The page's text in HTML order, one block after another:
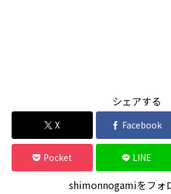
シェアする
X Facebook
Pocket LINE
shimonnogamiをフォ